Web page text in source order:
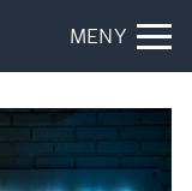
MENY